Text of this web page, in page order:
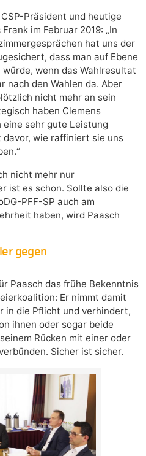
Präsident und heutige
im Februar 2019: „In
hat uns der
dass man auf Ebene
wenn das Wahlresultat
nach den Wahlen da. Aber
nicht mehr an sein
haben Clemens
eine sehr gute Leistung
davor, wie raffiniert sie uns
nicht mehr nur
ist es schon. Sollte also die
PFF-SP auch am
haben, wird Paasch
gegen
Paasch das frühe Bekenntnis
Er nimmt damit
in die Pflicht und verhindert,
ihnen oder sogar beide
Rücken mit einer oder
Sicher ist sicher.